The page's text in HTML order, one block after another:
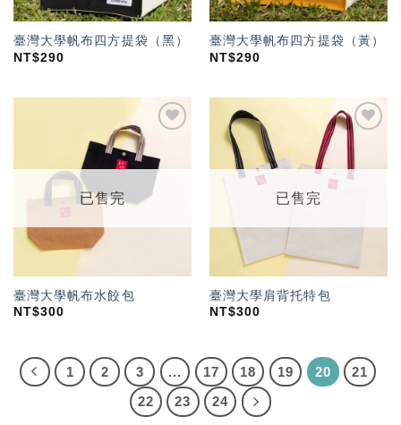
臺灣大學帆布四方提袋（黑）
NT$290
臺灣大學帆布四方提袋（黃）
NT$290
望輕
已售完
臺灣大學帆布水餃包
NT$300
望輕
已售完
臺灣大學肩背托特包
NT$300
1 2 3 ... 17 18 19 20
21
22
23 24